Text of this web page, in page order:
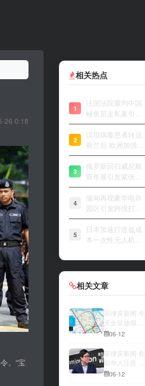
26 0:18
。“宝
相关热点
1
法国法院重判中国
鳗鱼苗走私案引关
注
2
汉坦病毒患者转运
荷兰后 欧洲加强风
险评估
3
俄罗斯回归威尼斯
双年展引发紧张开
幕
4
缅甸再现豪华电诈
园区引发跨境打击
关注
5
日本加速打造低成
本一次性无人机战
相关文章
菲律宾新闻 今
天全菲放假‼️
马尼拉多地封
06-12
菲律宾新闻 在
菲华人注意 近
期出现假冒移
06-12